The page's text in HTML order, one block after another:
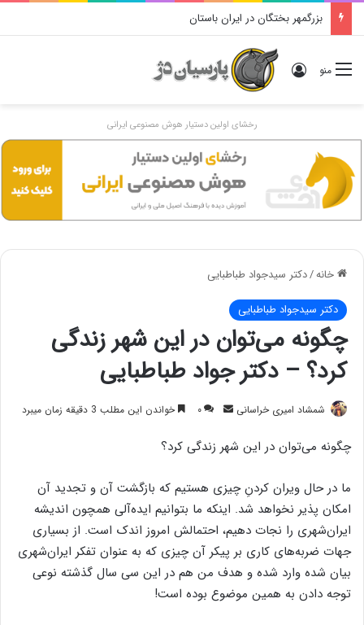
بزرگمهر بختگان در ایران باستان
منو ورود
رخشای اولین دستیار هوش مصنوعی ایرانی
خانه/دکتر سید‌جواد طباطبایی
دکتر سید‌جواد طباطبایی
چگونه می‌توان در این شهر زندگی
کرد؟ – دکتر جواد طباطبایی
شمشاد امیری خراسانی
ارسال۰ خواندن این مطلب 3 دقیقه زمان میبرد
چگونه می‌توان در این شهر زندگی کرد؟
ما در حال ویران کردنِ چیزی هستیم که بازگشت آن و تجدید آن
امکان پذیر نخواهد شد. اینکه ما بتوانیم ایده‌آلی همچون اندیشه
ایران‌شهری را نجات دهیم، احتمالش امروز اندک است. از بسیاری
جهات ضربه‌های کاری بر پیکر آن چیزی که به عنوان تفکر ایران‌شهری
بیان شده وارد شده و هدف من هم در این سی سال گذشته نوعی
توجه دادن به همین موضوع بوده است!